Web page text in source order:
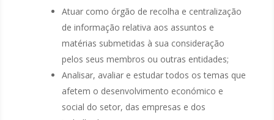
Atuar como órgão de recolha e centralização
de informação relativa aos assuntos e
matérias submetidas à sua consideração
pelos seus membros ou outras entidades;
Analisar, avaliar e estudar todos os temas que
afetem o desenvolvimento económico e
social do setor, das empresas e dos